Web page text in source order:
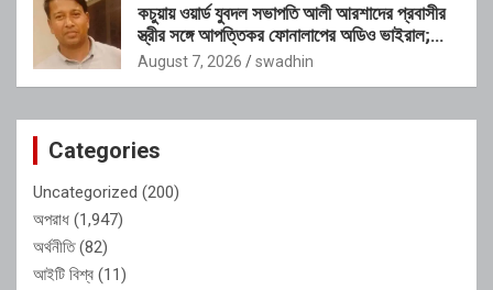
কচুয়ায় ওয়ার্ড যুবদল সভাপতি আলী আরশাদের প্রবাসীর
স্ত্রীর সঙ্গে আপত্তিকর ফোনালাপের অডিও ভাইরাল;
শাস্তির দাবি এলাকাবাসীর
August 7, 2026 swadhin
Categories
Uncategorized (200)
অপরাধ (1,947)
অর্থনীতি(82)
আইটি বিশ্ব (11)